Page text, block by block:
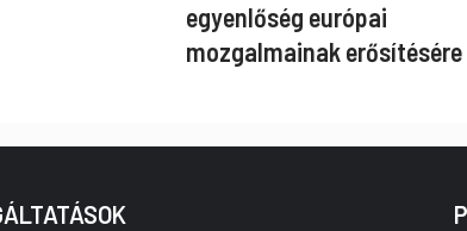
egyenlőség európai
mozgalmainak erősítésére